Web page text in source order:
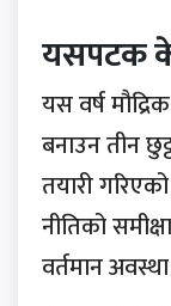
यसपटक
यस वर्ष
बनाउन तीन
तयारी
नीतिको समीक्षा
वर्तमान